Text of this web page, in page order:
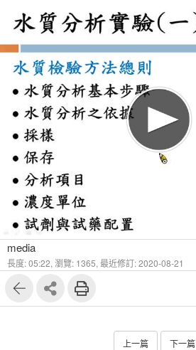
media
長度: 05:22, 瀏覽: 1365, 最近修訂: 2020-08-21
上一篇 下一篇